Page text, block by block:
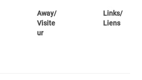
Away/
Visite
ur
Links/
Liens